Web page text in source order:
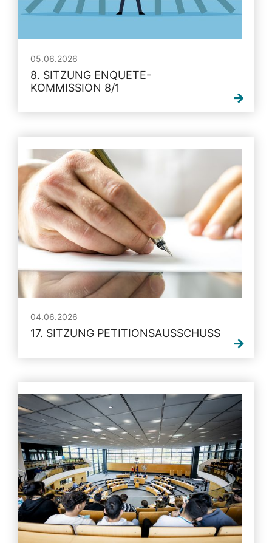
05.06.2026
8. SITZUNG ENQUETE-
KOMMISSION 8/1
04.06.2026
17. SITZUNG PETITIONSAUSSCHUSS